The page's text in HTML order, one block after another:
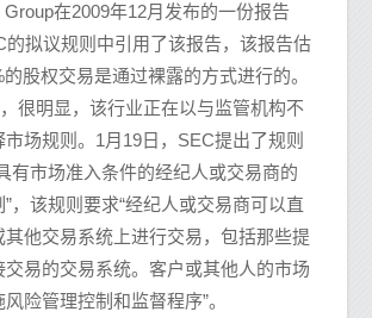
在2009年12月发布的一份报告
的拟议规则中引用了该报告，该报告估
股权交易是通过裸露的方式进行的。
很明显，该行业正在以与监管机构不
市场规则。1月19日，SEC提出了规则
有市场准入条件的经纪人或交易商的
，该规则要求“经纪人或交易商可以直
其他交易系统上进行交易，包括那些提
交易的交易系统。客户或其他人的市场
险管理控制和监督程序”。